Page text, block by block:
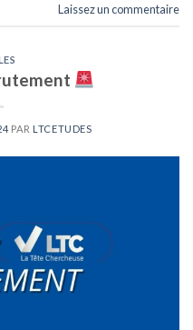
Laissez un commentaire
PAR LTCETUDES